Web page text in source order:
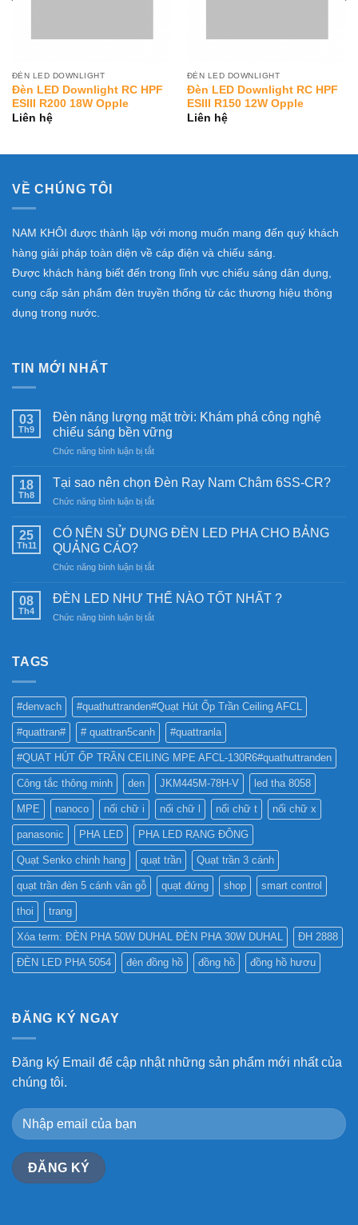
ĐÈN LED DOWNLIGHT
Đèn LED Downlight RC HPF
ESIII R200 18W Opple
Liên hệ
ĐÈN LED DOWNLIGHT
Đèn LED Downlight RC HPF
ESIII R150 12W Opple
Liên hệ
VỀ CHÚNG TÔI
NAM KHÔI được thành lập với mong muốn mang đến quý khách
hàng giải pháp toàn diện về cáp điện và chiếu sáng.
Được khách hàng biết đến trong lĩnh vực chiếu sáng dân dụng,
cung cấp sản phẩm đèn truyền thống từ các thương hiệu thông
dụng trong nước.
TIN MỚI NHẤT
03
Th9
Đèn năng lượng mặt trời: Khám phá công nghệ
chiếu sáng bền vững
Chức năng bình luận bị tắtở
năng
mặt
Khám
nghệ
sáng
bền
18
Th8
Tại sao nên chọn Đèn Ray Nam Châm 6SS-CR?
Chức năng bình luận bị tắtở
sao
Đèn
Nam
6SS-
25
Th11
CÓ NÊN SỬ DỤNG ĐÈN LED PHA CHO BẢNG
QUẢNG CÁO?
Chức năng bình luận bị tắtở
NÊN
DỤNG
QUẢNG
CÁO?
08
Th4
ĐÈN LED NHƯ THẾ NÀO TỐT NHẤT ?
Chức năng bình luận bị tắtở
TỐT
NHẤT
?
TAGS
#denvach #quathuttranden#Quạt Hút Ốp Trần Ceiling AFCL
#quattran# # quattran5canh #quattranla
#QUẠT HÚT ỐP TRẦN CEILING MPE AFCL-130R6#quathuttranden
Công tắc thông minh den JKM445M-78H-V led tha 8058
MPE nanoco nối chữ i nối chữ l nối chữ t nối chữ x
panasonic PHA LED PHA LED RẠNG ĐÔNG
Quạt Senko chinh hang quạt trần Quạt trần 3 cánh
quạt trần đèn 5 cánh vân gỗ quạt đứng shop smart control
thoi trang
Xóa term: ĐÈN PHA 50W DUHAL ĐÈN PHA 30W DUHAL ĐH 2888
ĐÈN LED PHA 5054 đèn đồng hồ đồng hồ đồng hồ hươu
ĐĂNG KÝ NGAY
Đăng ký Email để cập nhật những sản phẩm mới nhất của
chúng tôi.